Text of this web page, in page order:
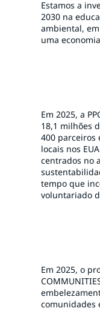
Estamos a
2030 na
ambiental,
uma
Em 2025, a
18,1 milhões
400 parceiros
locais nos
centrados no
tempo que
voluntariado
Em 2025, o
comunidades